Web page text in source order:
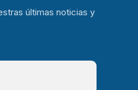
últimas noticias y